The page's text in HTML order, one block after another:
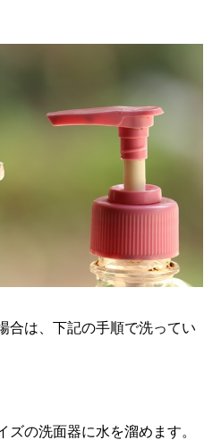
合は、下記の手順で洗ってい
ズの洗面器に水を溜めます。